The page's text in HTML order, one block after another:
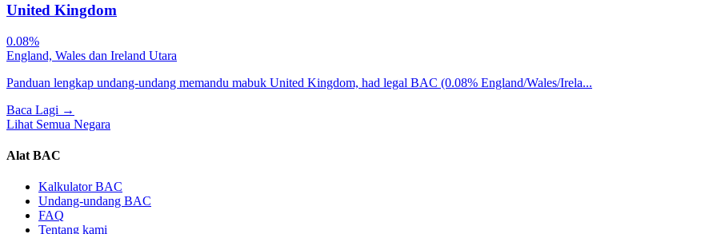
United Kingdom
0.08%
England, Wales dan Ireland Utara
Panduan lengkap undang-undang memandu mabuk United Kingdom, had legal BAC (0.08% England/Wales/Irela...
Baca Lagi →
Lihat Semua Negara
Alat BAC
Kalkulator BAC
Undang-undang BAC
FAQ
Tentang kami